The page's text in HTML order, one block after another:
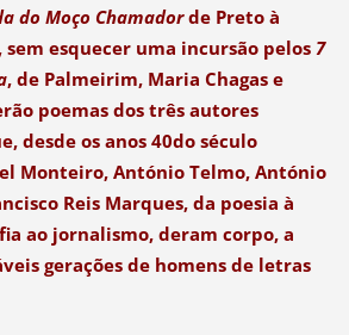
do Moço Chamadorde Preto à
esquecer uma incursão pelos7
, de Palmeirim, Maria Chagas e
poemas dos três autores
desde os anos 40do século
Monteiro, António Telmo, António
Reis Marques, da poesia à
ao jornalismo, deram corpo, a
gerações de homens de letras